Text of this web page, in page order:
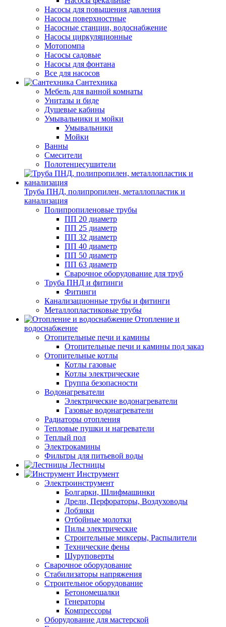
Насосы для повышения давления
Насосы поверхностные
Насосные станции, водоснабжение
Насосы циркуляционные
Мотопомпа
Насосы садовые
Насосы для фонтана
Все для насосов
Сантехника
Мебель для ванной комнаты
Унитазы и биде
Душевые кабины
Умывальники и мойки
Умывальники
Мойки
Ванны
Смесители
Полотенцесушители
Труба ПНД, полипропилен, металлопластик и
канализация
Полипропиленовые трубы
ПП 20 диаметр
ПП 25 диаметр
ПП 32 диаметр
ПП 40 диаметр
ПП 50 диаметр
ПП 63 диаметр
Сварочное оборудование для труб
Труба ПНД и фитинги
Фитинги
Канализационные трубы и фитинги
Металлопластиковые трубы
Отопление и
водоснабжение
Отопительные печи и камины
Отопительные печи и камины под заказ
Отопительные котлы
Котлы газовые
Котлы электрические
Группа безопасности
Водонагреватели
Электрические водонагреватели
Газовые водонагреватели
Радиаторы отопления
Тепловые пушки и нагреватели
Теплый пол
Электрокамины
Фильтры для питьевой воды
Лестницы
Инструмент
Электроинструмент
Болгарки, Шлифмашинки
Дрели, Перфораторы, Воздуховоды
Лобзики
Отбойные молотки
Пилы электрические
Строительные миксеры, Распылители
Технические фены
Шуруповерты
Сварочное оборудование
Стабилизаторы напряжения
Строительное оборудование
Бетономешалки
Генераторы
Компрессоры
Оборудование для мастерской